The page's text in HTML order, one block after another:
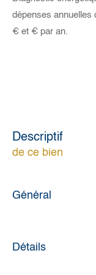
dépenses annuelles
€ et € par an.
descriptif
de ce bien
Général
Détails